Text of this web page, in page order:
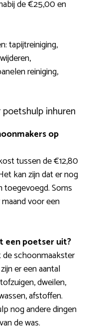
de €25,00 en
tapijtreiniging,
reiniging,
inhuren
op
tussen de €12,80
kan zijn dat er nog
toegevoegd. Soms
voor een
een poetser uit?
schoonmaakster
er een aantal
dweilen,
afstoffen.
nog andere dingen
de was.